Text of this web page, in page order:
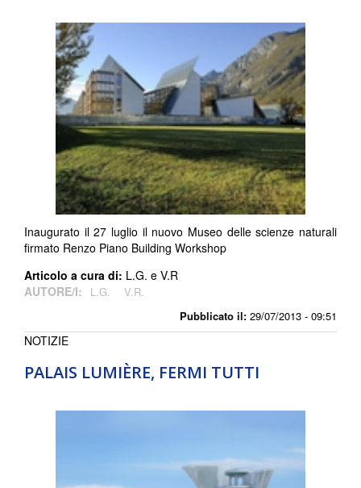
Pubblicato il: 29/07/2013 - 09:51
Inaugurato il 27 luglio il nuovo Museo delle scienze naturali
firmato Renzo Piano Building Workshop
Articolo a cura di: L.G. e V.R
AUTORE/I:
L.G. V.R.
PALAIS LUMIÈRE, FERMI TUTTI
NOTIZIE